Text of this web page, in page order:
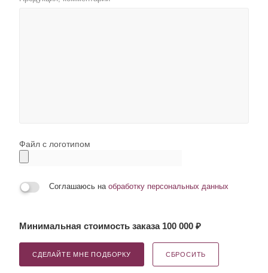
Файл с логотипом
Соглашаюсь на обработку персональных данных
Минимальная стоимость заказа 100 000 ₽
СДЕЛАЙТЕ МНЕ ПОДБОРКУ СБРОСИТЬ